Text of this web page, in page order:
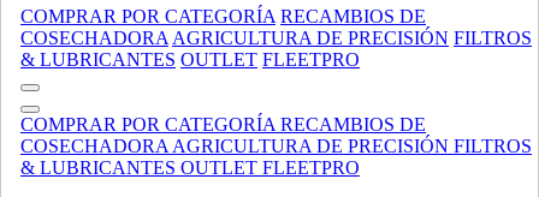
COMPRAR POR CATEGORÍA RECAMBIOS DE
COSECHADORA AGRICULTURA DE PRECISIÓN FILTROS
& LUBRICANTES OUTLET FLEETPRO
COMPRAR POR CATEGORÍA RECAMBIOS DE
COSECHADORA AGRICULTURA DE PRECISIÓN FILTROS
& LUBRICANTES OUTLET FLEETPRO
Utility Utility
AccesoriosAccesorios
Compacto Compacto
Especializado Especializado
Césped Comercial, Y Jardín Tractores / Cortadoras Césped
Comercial, Y Jardín Tractores / Cortadoras